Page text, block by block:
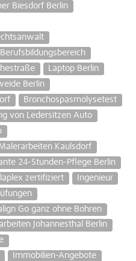
Biesdorf Berlin
Berufsbildungsbereich
Laptop Berlin
Berlin
Bronchospasmolysetest
von Ledersitzen Auto
Kaulsdorf
24-Stunden-Pflege Berlin
zertifiziert
Ingenieur
Go ganz ohne Bohren
Johannesthal Berlin
Immobilien-Angebote